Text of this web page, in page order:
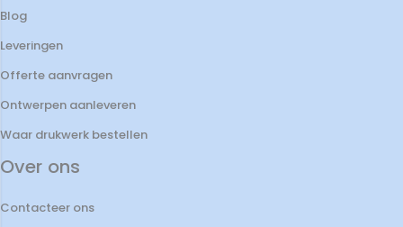
Blog
Leveringen
Offerte aanvragen
Ontwerpen aanleveren
Waar drukwerk bestellen
Over ons
Contacteer ons